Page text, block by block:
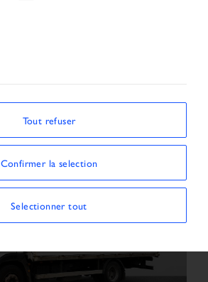
Tout refuser
Confirmer la selection
Selectionner tout